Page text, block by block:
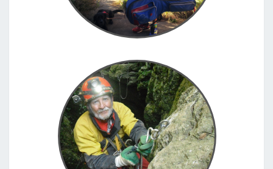
En Tautavel con Alain
Tautavel, Francia, 28.05.2017 Fin de semana de
espeleologia en Tautavel, Francia.